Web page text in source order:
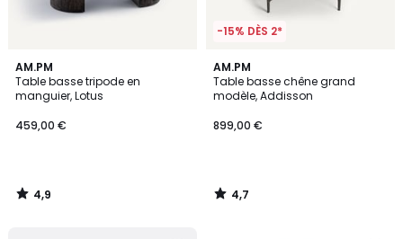
AM.PM
Table basse tripode en
manguier, Lotus
459,00 €
4,9
/ 5
4,9
/
-15% DÈS 2*
AM.PM
Table basse chêne grand
modèle, Addisson
899,00 €
4,7
/ 5
4,7
/